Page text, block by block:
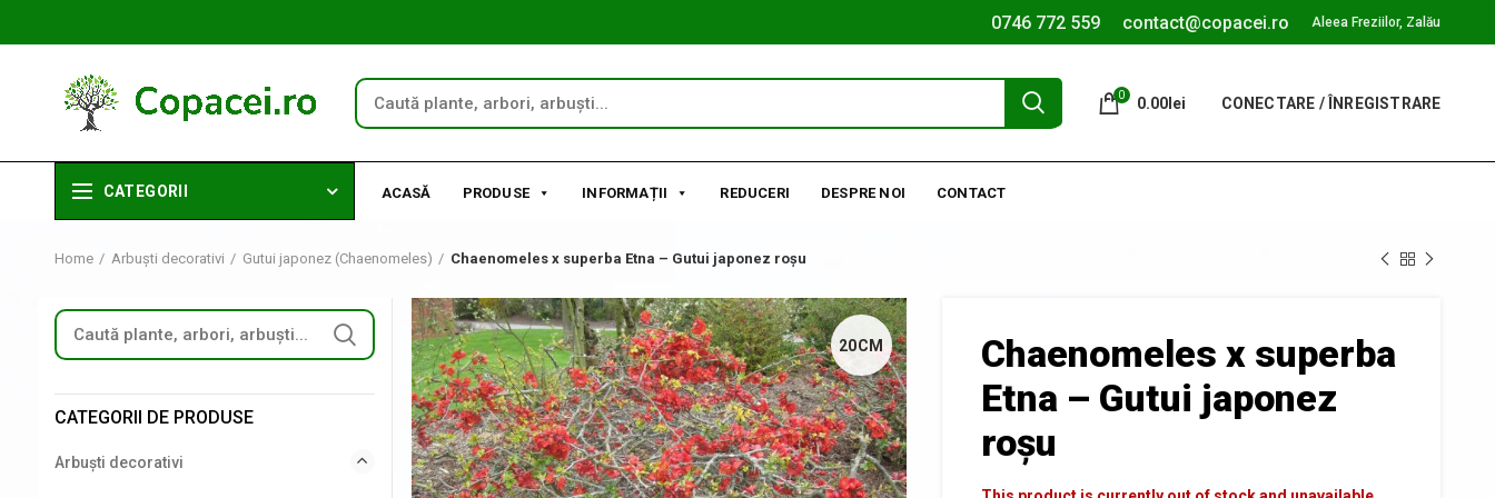
0746 772 559 contact@copacei.ro Aleea Freziilor, Zalău
0 0.00lei CONECTARE / ÎNREGISTRARE
CATEGORII ACASĂ PRODUSE INFORMAȚII REDUCERI DESPRE NOI CONTACT
Home Arbuști decorativi Gutui japonez (Chaenomeles) Chaenomeles x superba Etna – Gutui japonez roșu
20CM
Chaenomeles x superba
Etna – Gutui japonez
roșu
CATEGORII DE PRODUSE
Arbuști decorativi